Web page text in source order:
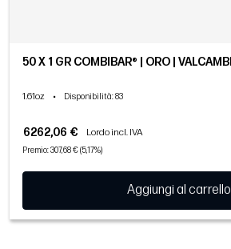
50 X 1 GR COMBIBAR® | ORO | VALCAMBI
1.61oz • Disponibilità: 83
6262,06 € Lordo incl. IVA
Premio: 307,68 € (5,17%)
Aggiungi al carrello